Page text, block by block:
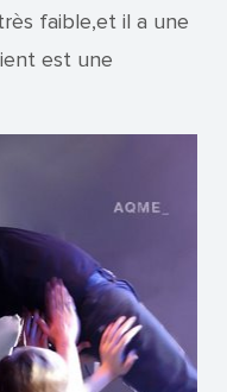
faible,et il a une
est une